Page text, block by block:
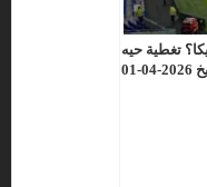
تغطية حيه
01